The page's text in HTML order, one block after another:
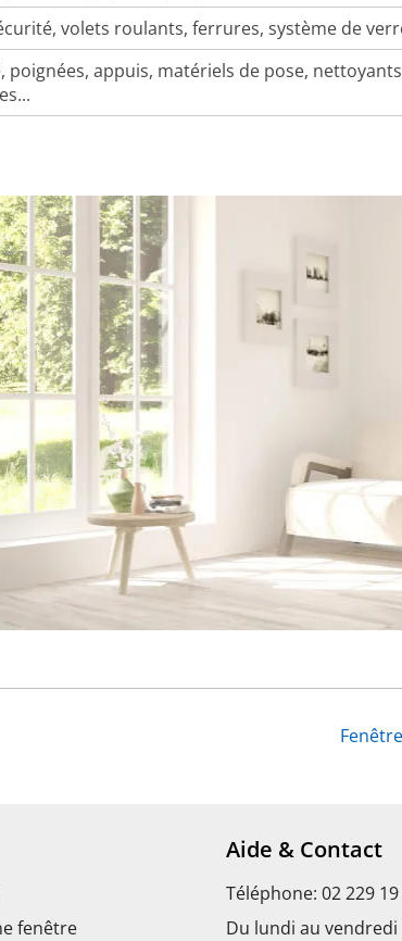
volets roulants, ferrures, système de
poignées, appuis, matériels de pose,
fenêtre
Aide & Contact
Téléphone: 02 229 19
Du lundi au vendredi